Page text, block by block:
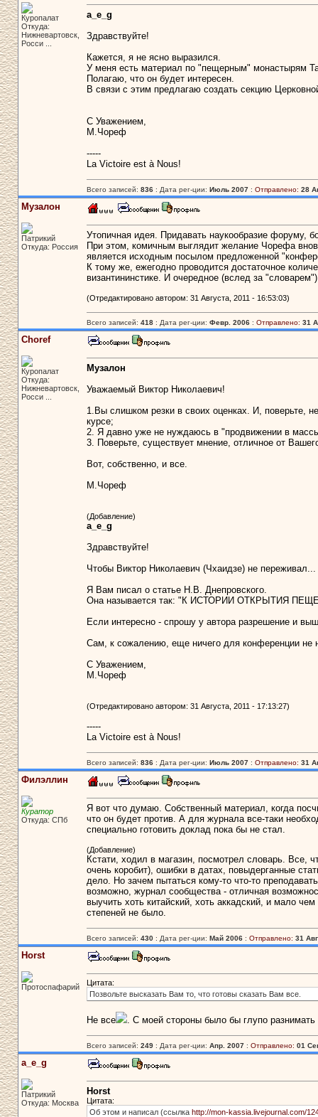
Куропалат
Откуда:
Нижневартовск,
Росси ...
a_e_g
Здравствуйте!
Кажется, я не ясно выразился.
У меня есть материал по "пещерным" монастырям
Полагаю, что он будет интересен.
В связи с этим предлагаю создать секцию
С Уважением,
М.Чореф
-----
La Victoire est à Nous!
Всего записей: 836: Дата рег-ции: Июль 2007: Отправлено: 28
Музалон
Патрикий
Откуда: Россия
Утопичная идея. Придавать наукообразие форуму,
При этом, комичным выглядит желание Чорефа
является исходным посылом предложенной
К тому же, ежегодно проводится достаточное
византининстике. И очередное (вслед за
(Отредактировано автором: 31 Августа, 2011 - 16:53:03)
Всего записей: 418: Дата рег-ции: Февр. 2006: Отправлено: 31
Choref
Куропалат
Откуда:
Нижневартовск,
Росси ...
Музалон
Уважаемый Виктор Николаевич!
1.Вы слишком резки в своих оценках. И, поверьте,
курсе;
2. Я давно уже не нуждаюсь в "продвижении в
3. Поверьте, существует мнение, отличное от
Вот, собственно, и все.
М.Чореф
(Добавление)
a_e_g
Здравствуйте!
Чтобы Виктор Николаевич (Чхаидзе) не переживал...
Я Вам писал о статье Н.В. Днепровского.
Она называется так: "К ИСТОРИИ ОТКРЫТИЯ
Если интересно - спрошу у автора разрешение и
Сам, к сожалению, еще ничего для конференции не
С Уважением,
М.Чореф
(Отредактировано автором: 31 Августа, 2011 - 17:13:27)
-----
La Victoire est à Nous!
Всего записей: 836: Дата рег-ции: Июль 2007: Отправлено: 31
Филэллин
Куратор
Откуда: СПб
Я вот что думаю. Собственный материал, когда
что он будет против. А для журнала все-таки
специально готовить доклад пока бы не стал.
(Добавление)
Кстати, ходил в магазин, посмотрел словарь. Все,
очень коробит), ошибки в датах, повыдерганные
дело. Но зачем пытаться кому-то что-то
возможно, журнал сообщества - отличная
выучить хоть китайский, хоть аккадский, и мало
степеней не было.
Всего записей: 430: Дата рег-ции: Май 2006: Отправлено: 31
Horst
Протоспафарий
Цитата:
Позвольте высказать Вам то, что готовы сказать Вам все.
Не все . С моей стороны было бы глупо
Всего записей: 249: Дата рег-ции: Апр. 2007: Отправлено: 01
a_e_g
Патрикий
Откуда: Москва
Horst
Цитата:
Об этом и написал (ссылка http://mon-kassia.livejournal.com/